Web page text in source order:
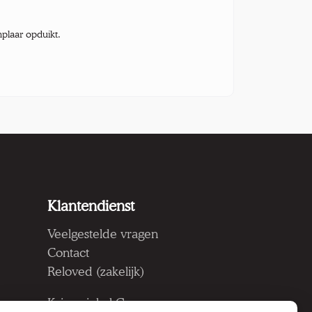
opduikt.
Klantendienst
Veelgestelde vragen
Contact
Reloved (zakelijk)
Kringwinkel Groep vzw